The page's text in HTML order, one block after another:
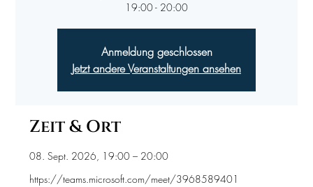
19:00 - 20:00
Anmeldung geschlossen
Jetzt andere Veranstaltungen ansehen
Zeit & Ort
08. Sept. 2026, 19:00 – 20:00
https://teams.microsoft.com/meet/3968589401